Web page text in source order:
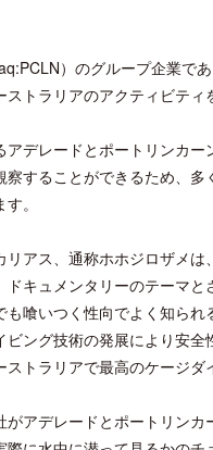
）のグループ企業で
トラリアのアクティビティ
デレードとポートリンカ
することができるため、
。
アス、通称ホホジロザメ
キュメンタリーのテーマ
も喰いつく性向でよく知ら
ング技術の発展により安
トラリアで最高のケージ
アデレードとポートリン